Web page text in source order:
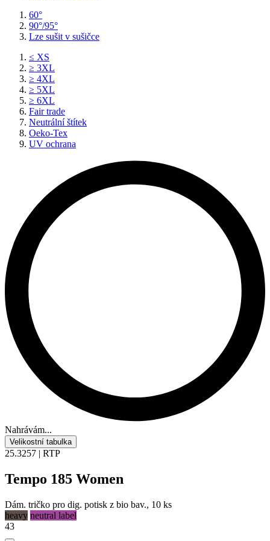
60°
90°/95°
Lze sušit v sušičce
≤ XS
≥ 3XL
≥ 4XL
≥ 5XL
≥ 6XL
Fair trade
Neutrální štítek
Oeko-Tex
UV ochrana
Nahrávám...
Velikostní tabulka
25.3257 | RTP
Tempo 185 Women
Dám. tričko pro dig. potisk z bio bav., 10 ks
heavy neutral label
43